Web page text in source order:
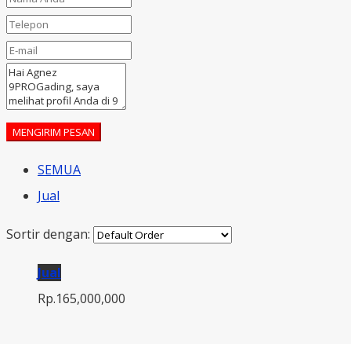
MENGIRIM PESAN
SEMUA
Jual
Sortir dengan:
Jual
Rp.165,000,000